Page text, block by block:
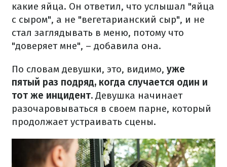
какие яйца. Он ответил, что услышал "яйца
с сыром", а не "вегетарианский сыр", и не
стал заглядывать в меню, потому что
"доверяет мне", – добавила она.
По словам девушки, это, видимо, уже
пятый раз подряд, когда случается один и
тот же инцидент. Девушка начинает
разочаровываться в своем парне, который
продолжает устраивать сцены.